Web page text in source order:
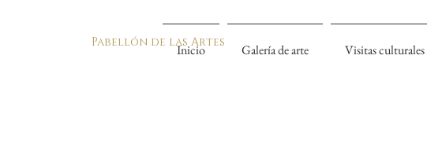
Pabellón de las Artes
Inicio Galería de arte Visitas culturales